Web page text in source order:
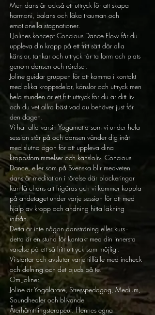
Men dans är också ett uttryck för att skapa
harmoni, balans och läka trauman och
emotionella stagnationer.
I Jolines koncept Concious Dance Flow får du
uppleva din kropp på ett fritt sätt där alla
känslor, tankar och uttryck får ta form och plats
genom dansen och rörelser.
Joline guidar gruppen för att komma i kontakt
med olika kroppsdelar, känslor och uttryck men
hela stunden är ett fritt uttryck för du är ditt liv
och du vet allra bäst vad du behöver just för
den dagen.
Vi har alla varsin Yogamatta som vi under hela
session står på och dansen vänder dig inåt
med slutna ögon för att uppleva dina
kroppsförnimmelser och känsloliv. Concious
Dance, eller som på Svenska blir medveten
dans är meditation i rörelse där blockeringar
kan få chans att frigöras och vi kommer koppla
på andetaget under varje session för att med
hjälp av kropp och andning hitta läkning
inifrån.
Detta är inte någon dansträning eller kurs -
detta är en stund för kontakt med din innersta
varelse på ett så fritt uttryck som möjligt.
Vi startar och avslutar varje tillfälle med incheck
och delning och det bjuds på te.
Om Joline:
Joline är Yogalärare, Stresspedagog, Medium,
Soundhealer och blivande
Återhämtningsterapeut. Hennes egna